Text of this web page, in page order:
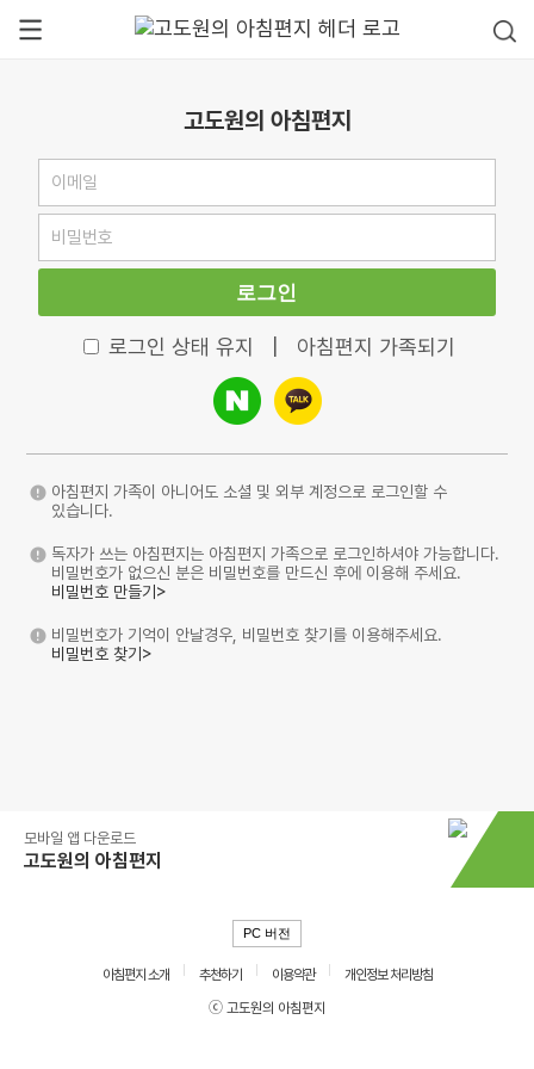
고도원의 아침편지
로그인
로그인 상태 유지 아침편지 가족되기
아침편지 가족이 아니어도 소셜 및 외부 계정으로 로그인할 수
있습니다.
독자가 쓰는 아침편지는 아침편지 가족으로 로그인하셔야 가능합니다.
비밀번호가 없으신 분은 비밀번호를 만드신 후에 이용해 주세요.
비밀번호 만들기>
비밀번호가 기억이 안날경우, 비밀번호 찾기를 이용해주세요.
비밀번호 찾기>
모바일 앱 다운로드
고도원의 아침편지
PC 버전
아침편지 소개 추천하기 이용약관
개인정보 처리방침
ⓒ 고도원의 아침편지